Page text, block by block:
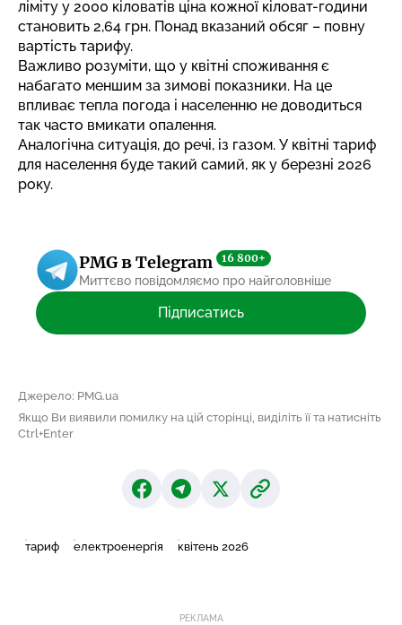
ліміту у 2000 кіловатів ціна кожної кіловат-години
становить 2,64 грн. Понад вказаний обсяг – повну
вартість тарифу.
Важливо розуміти, що у квітні споживання є
набагато меншим за зимові показники. На це
впливає тепла погода і населенню не доводиться
так часто вмикати опалення.
Аналогічна ситуація, до речі, із газом. У квітні тариф
для населення буде такий самий, як у березні 2026
року.
PMG в Telegram 16 800+
Миттєво повідомляємо про найголовніше
Підписатись
Джерело: PMG.ua
Якщо Ви виявили помилку на цій сторінці, виділіть її та натисніть
Ctrl+Enter
тариф електроенергія квітень 2026
РЕКЛАМА